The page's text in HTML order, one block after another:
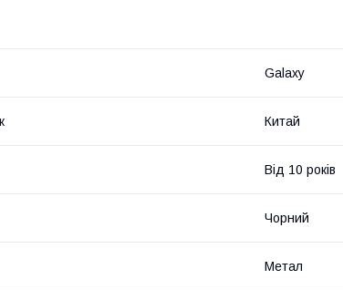
Galaxy
Китай
Від 10 років
Чорний
Метал